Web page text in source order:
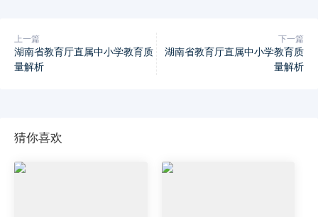
上一篇
湖南省教育厅直属中小学教育质
量解析
下一篇
湖南省教育厅直属中小学教育质
量解析
猜你喜欢